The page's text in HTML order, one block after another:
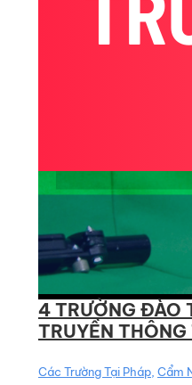
4 TRƯỜNG ĐÀO
TRUYỀN THÔNG
Các Trường Tại Pháp Cẩm